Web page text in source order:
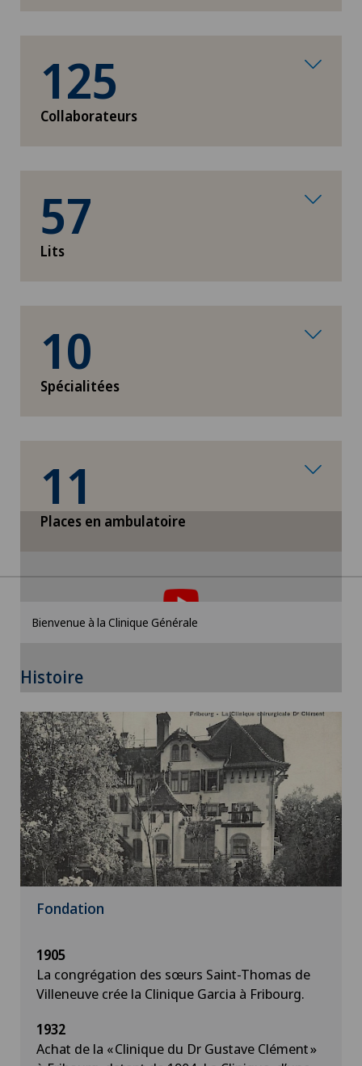
125
Collaborateurs
57
Lits
10
Spécialitées
11
Places en ambulatoire
accepter l’utilisation de cookies.
paramètres des cookies.
Bienvenue à la Clinique Générale
Histoire
Fondation
1905
La congrégation des sœurs Saint-Thomas de
Villeneuve crée la Clinique Garcia à Fribourg.
1932
Achat de la « Clinique du Dr Gustave Clément »